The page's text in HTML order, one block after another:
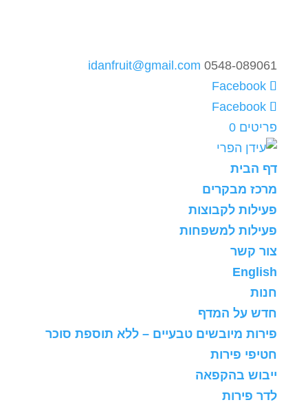
0548-089061
idanfruit@gmail.com
פריטים 0
דף הבית
מרכז מבקרים
פעילות לקבוצות
פעילות למשפחות
צור קשר
English
חנות
חדש על המדף
פירות מיובשים טבעיים – ללא תוספת סוכר
חטיפי פירות
ייבוש בהקפאה
לדר פירות